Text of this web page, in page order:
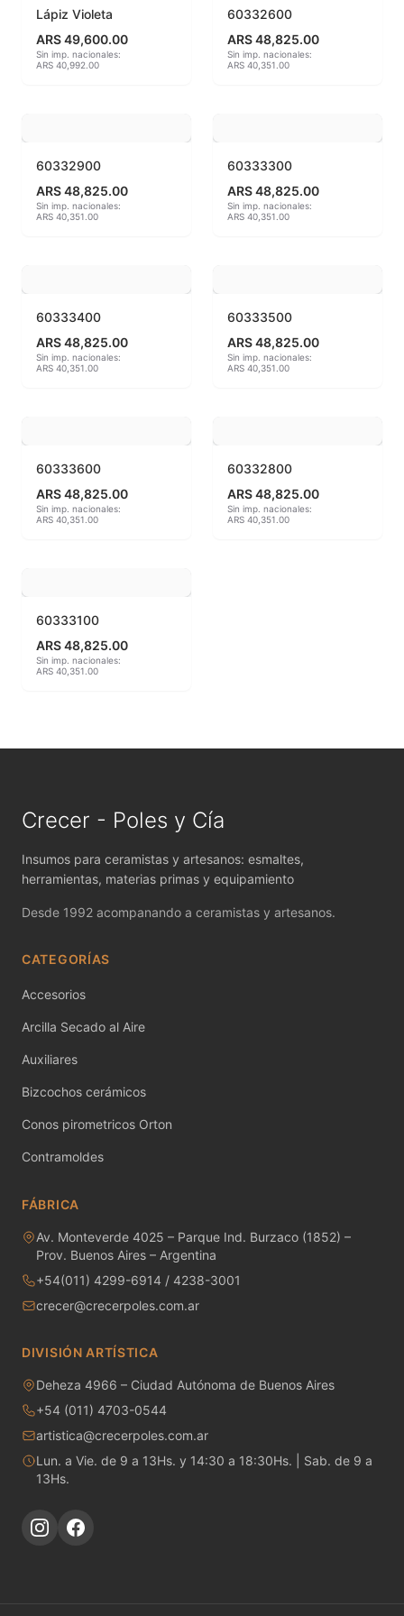
Herramientas
Ladrillos aislantes para horno
Maquinarias
Material de laboratorio
MAYCO CLEAR GLAZES
MAYCO DUNCAN EZ STROKES
MAYCO FOUNDATIONS MATTE
MAYCO NON FIRED COLOR
MAYCO RAPID ROLL
MAYCO SNOW GEMS
MAYCO SPECIALTY GLAZES
MAYCO SPECKLED STROKE & COAT
MAYCO STONEWARE GLAZES
MAYCO STROKE & COAT
Lápiz Violeta
ARS 49,600.00
Sin imp. nacionales:
ARS 40,992.00
60332600
ARS 48,825.00
Sin imp. nacionales:
ARS 40,351.00
60332900
ARS 48,825.00
Sin imp. nacionales:
ARS 40,351.00
60333300
ARS 48,825.00
Sin imp. nacionales:
ARS 40,351.00
60333400
ARS 48,825.00
Sin imp. nacionales:
ARS 40,351.00
60333500
ARS 48,825.00
Sin imp. nacionales:
ARS 40,351.00
60333600
ARS 48,825.00
Sin imp. nacionales:
ARS 40,351.00
60332800
ARS 48,825.00
Sin imp. nacionales:
ARS 40,351.00
60333100
ARS 48,825.00
Sin imp. nacionales:
ARS 40,351.00
Crecer - Poles y Cía
Insumos para ceramistas y artesanos: esmaltes,
herramientas, materias primas y equipamiento
Desde 1992 acompanando a ceramistas y artesanos.
CATEGORÍAS
Accesorios
Arcilla Secado al Aire
Auxiliares
Bizcochos cerámicos
Conos pirometricos Orton
Contramoldes
FÁBRICA
Av. Monteverde 4025 – Parque Ind. Burzaco (1852) –
Prov. Buenos Aires – Argentina
+54(011) 4299-6914 / 4238-3001
crecer@crecerpoles.com.ar
DIVISIÓN ARTÍSTICA
Deheza 4966 – Ciudad Autónoma de Buenos Aires
+54 (011) 4703-0544
artistica@crecerpoles.com.ar
Lun. a Vie. de 9 a 13Hs. y 14:30 a 18:30Hs. | Sab. de 9 a
13Hs.